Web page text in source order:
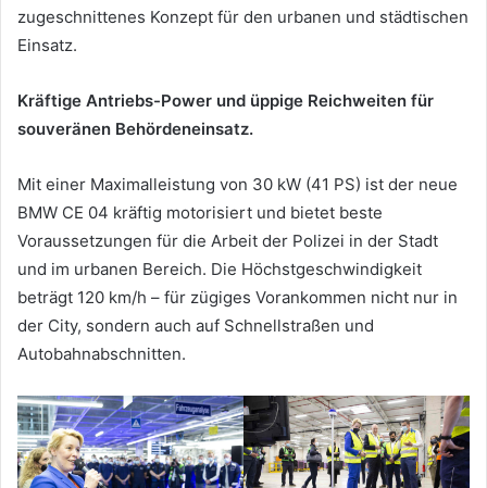
zugeschnittenes Konzept für den urbanen und städtischen
Einsatz.
Kräftige Antriebs-Power und üppige Reichweiten für
souveränen Behördeneinsatz.
Mit einer Maximalleistung von 30 kW (41 PS) ist der neue
BMW CE 04 kräftig motorisiert und bietet beste
Voraussetzungen für die Arbeit der Polizei in der Stadt
und im urbanen Bereich. Die Höchstgeschwindigkeit
beträgt 120 km/h – für zügiges Vorankommen nicht nur in
der City, sondern auch auf Schnellstraßen und
Autobahnabschnitten.